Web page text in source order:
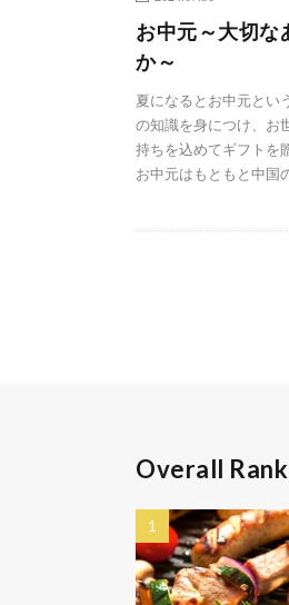
お中元～大切な
か～
夏になるとお中元とい
の知識を身につけ、お
持ちを込めてギフトを
お中元はもともと中国
Overall